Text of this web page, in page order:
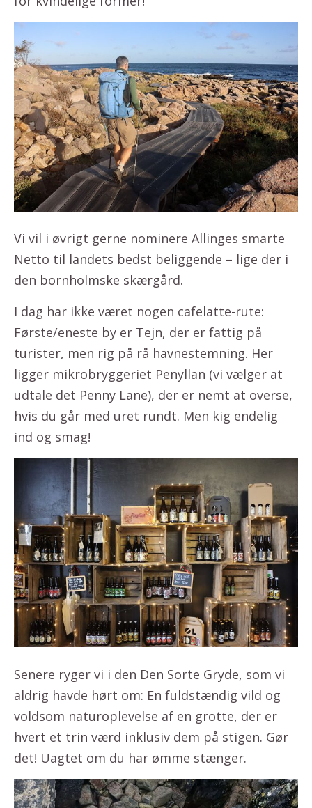
Vi vil i øvrigt gerne nominere Allinges smarte
Netto til landets bedst beliggende – lige der i
den bornholmske skærgård.
I dag har ikke været nogen cafelatte-rute:
Første/eneste by er Tejn, der er fattig på
turister, men rig på rå havnestemning. Her
ligger mikrobryggeriet Penyllan (vi vælger at
udtale det Penny Lane), der er nemt at overse,
hvis du går med uret rundt. Men kig endelig
ind og smag!
Senere ryger vi i den Den Sorte Gryde, som vi
aldrig havde hørt om: En fuldstændig vild og
voldsom naturoplevelse af en grotte, der er
hvert et trin værd inklusiv dem på stigen. Gør
det! Uagtet om du har ømme stænger.